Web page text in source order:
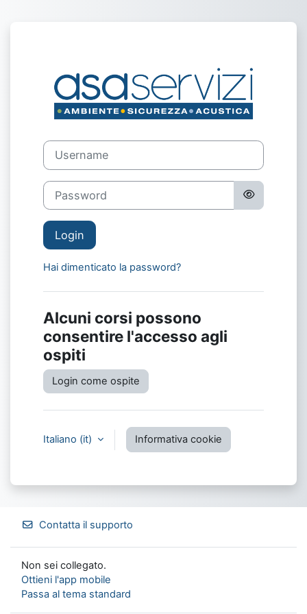
Login su
Username
Password
Login
Hai dimenticato la password?
Alcuni corsi possono
consentire l'accesso agli
ospiti
Login come ospite
Italiano ‎(it)‎ Informativa cookie
Contatta il supporto
Non sei collegato.
Ottieni l'app mobile
Passa al tema standard